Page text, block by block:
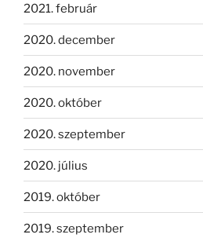
2021. február
2020. december
2020. november
2020. október
2020. szeptember
2020. július
2019. október
2019. szeptember